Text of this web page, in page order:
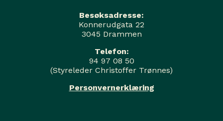
Besøksadresse:
Konnerudgata 22
3045 Drammen
Telefon:
94 97 08 50
(Styreleder Christoffer Trønnes)
Personvernerklæring